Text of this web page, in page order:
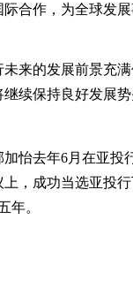
合作，为全球发
来的发展前景充
续保持良好发展
怡去年6月在亚投
，成功当选亚投
年。